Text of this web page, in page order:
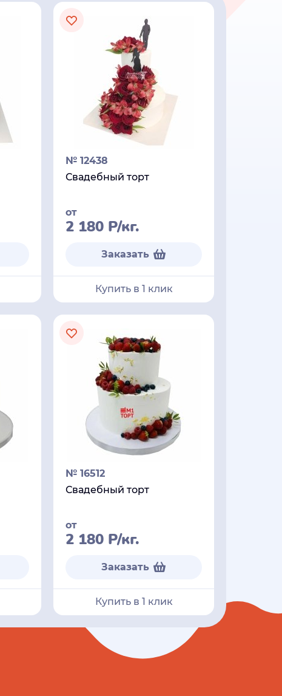
№ 12438
Свадебный торт
от
2 180 Р/кг.
Заказать
Купить в 1 клик
№ 16512
Свадебный торт
от
2 180 Р/кг.
Заказать
Купить в 1 клик